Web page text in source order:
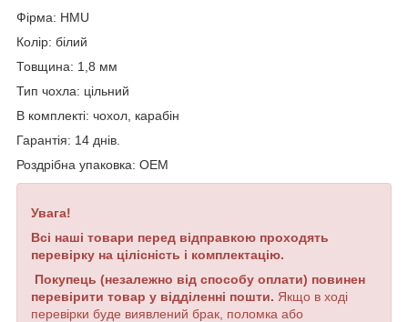
Фірма: HMU
Колір: білий
Товщина: 1,8 мм
Тип чохла: цільний
В комплекті: чохол, карабін
Гарантія: 14 днів.
Роздрібна упаковка: OEM
Увага!
Всі наші товари перед відправкою проходять
перевірку на цілісність і комплектацію.
Покупець (незалежно від способу оплати) повинен
перевірити товар у відділенні пошти. Якщо в ході
перевірки буде виявлений брак, поломка або